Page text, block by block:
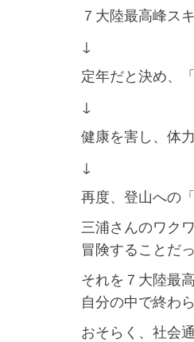
７大陸最高峰ス
↓
定年だと決め、
↓
健康を害し、体
↓
再度、登山への
三浦さんのワク
冒険することだ
それを７大陸最
自分の中で終わ
おそらく、社会